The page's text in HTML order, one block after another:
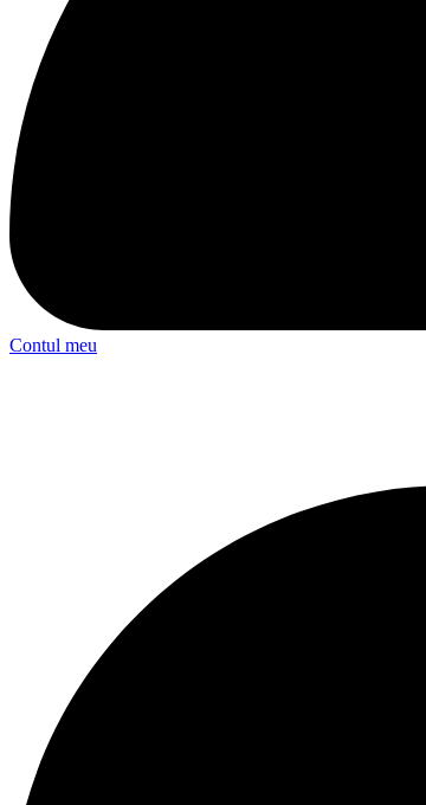
Contul meu